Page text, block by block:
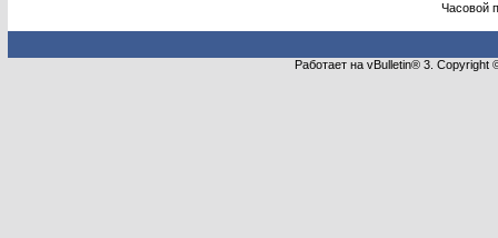
Часовой
Работает на vBulletin® 3.